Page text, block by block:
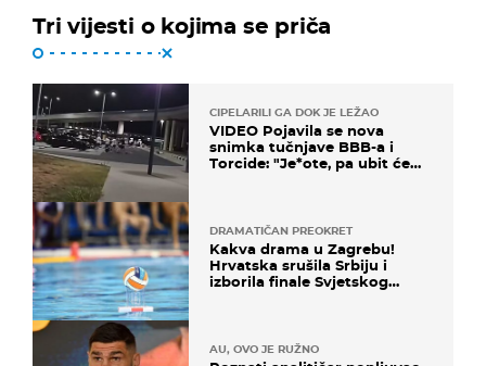
Tri vijesti o kojima se priča
CIPELARILI GA DOK JE LEŽAO
VIDEO Pojavila se nova
snimka tučnjave BBB-a i
Torcide: "Je*ote, pa ubit će
DRAMATIČAN PREOKRET
Kakva drama u Zagrebu!
Hrvatska srušila Srbiju i
izborila finale Svjetskog
AU, OVO JE RUŽNO